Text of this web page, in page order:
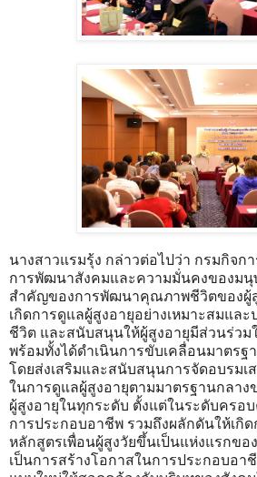
นางสาวแรมรุ้ง กล่าวต่อไปว่า กรมกิจก
การพัฒนาสังคมและความมั่นคงของมนุ
สำคัญของการพัฒนาคุณภาพชีวิตของผู้สู
เกิดการดูแลผู้สูงอายุอย่างเหมาะสมแล
ชีวิต และสนับสนุนให้ผู้สูงอายุมีส่วนร่วม
พร้อมทั้งได้ดำเนินการขับเคลื่อนมาตรฐ
โดยส่งเสริมและสนับสนุนการจัดอบรมเ
ในการดูแลผู้สูงอายุตามมาตรฐานกลาง
ผู้สูงอายุในทุกระดับ ตั้งแต่ในระดับครอ
การประกอบอาชีพ รวมถึงผลักดันให้เกิด
หลักสูตรเพื่อนผู้สูงวัยขึ้นเป็นแห่งแรกของ
เป็นการสร้างโอกาสในการประกอบอา